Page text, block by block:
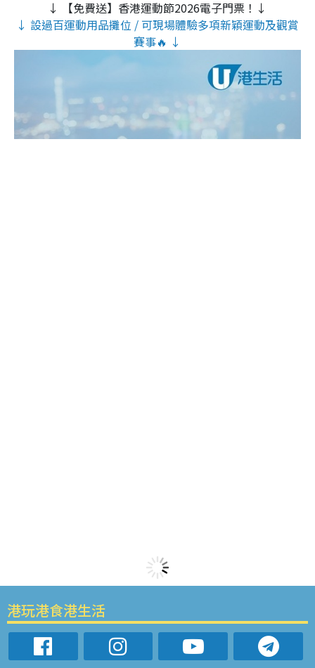
↓ 【免費送】香港運動節2026電子門票！↓
↓ 設過百運動用品攤位 / 可現場體驗多項新穎運動及觀賞
賽事🔥 ↓
港玩港食港生活